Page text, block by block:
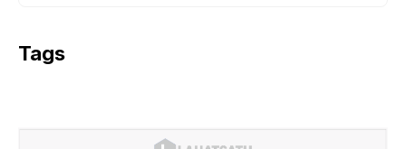
Tags